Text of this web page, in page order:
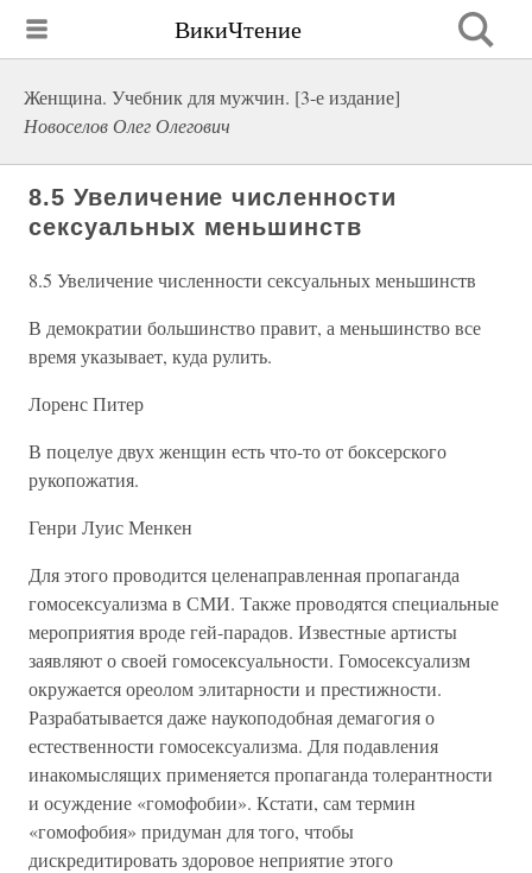
ВикиЧтение
Женщина. Учебник для мужчин. [3-е издание]
Новоселов Олег Олегович
8.5 Увеличение численности
сексуальных меньшинств
8.5 Увеличение численности сексуальных меньшинств
В демократии большинство правит, а меньшинство все
время указывает, куда рулить.
Лоренс Питер
В поцелуе двух женщин есть что-то от боксерского
рукопожатия.
Генри Луис Менкен
Для этого проводится целенаправленная пропаганда
гомосексуализма в СМИ. Также проводятся специальные
мероприятия вроде гей-парадов. Известные артисты
заявляют о своей гомосексуальности. Гомосексуализм
окружается ореолом элитарности и престижности.
Разрабатывается даже наукоподобная демагогия о
естественности гомосексуализма. Для подавления
инакомыслящих применяется пропаганда толерантности
и осуждение «гомофобии». Кстати, сам термин
«гомофобия» придуман для того, чтобы
дискредитировать здоровое неприятие этого